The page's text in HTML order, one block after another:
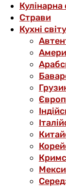
Страви
Кухні світу